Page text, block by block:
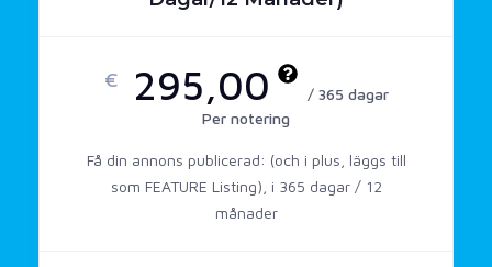
€ 295,00
/ 365 dagar
Per notering
Få din annons publicerad: (och i plus, läggs till
som FEATURE Listing), i 365 dagar / 12
månader